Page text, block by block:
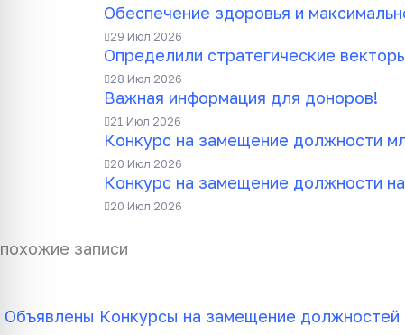
Обеспечение здоровья и
29 Июл 2026
Определили стратегические
28 Июл 2026
Важная информация для доноров!
21 Июл 2026
Конкурс на замещение должности
20 Июл 2026
Конкурс на замещение должности
20 Июл 2026
похожие записи
Объявлены Конкурсы на замещение должностей